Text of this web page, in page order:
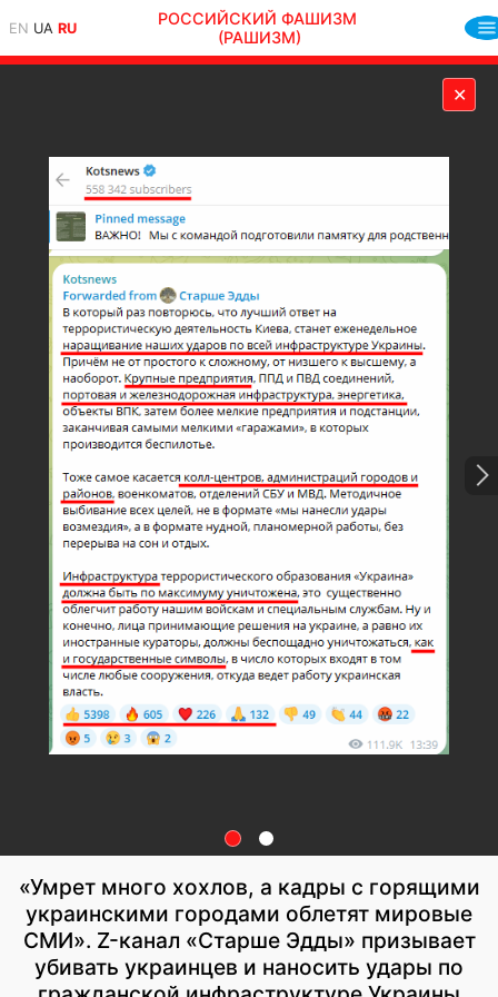
EN UA RU
РОССИЙСКИЙ ФАШИЗМ
(РАШИЗМ)
✕
«Умрет много хохлов, а кадры с горящими
украинскими городами облетят мировые
СМИ». Z-канал «Старше Эдды» призывает
убивать украинцев и наносить удары по